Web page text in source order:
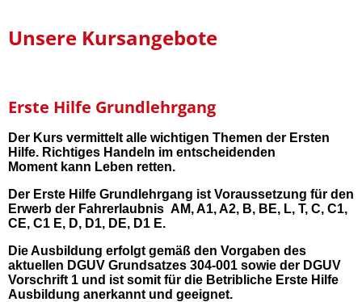
Unsere Kursangebote
Erste Hilfe Grundlehrgang
Der Kurs vermittelt alle wichtigen Themen der Ersten
Hilfe. Richtiges Handeln im entscheidenden
Moment kann Leben retten.
Der Erste Hilfe Grundlehrgang ist Voraussetzung für den
Erwerb der Fahrerlaubnis AM, A1, A2, B, BE, L, T, C, C1,
CE, C1 E, D, D1, DE, D1 E.
Die Ausbildung erfolgt gemäß den Vorgaben des
aktuellen DGUV Grundsatzes 304-001 sowie der DGUV
Vorschrift 1 und ist somit für die Betribliche Erste Hilfe
Ausbildung anerkannt und geeignet.